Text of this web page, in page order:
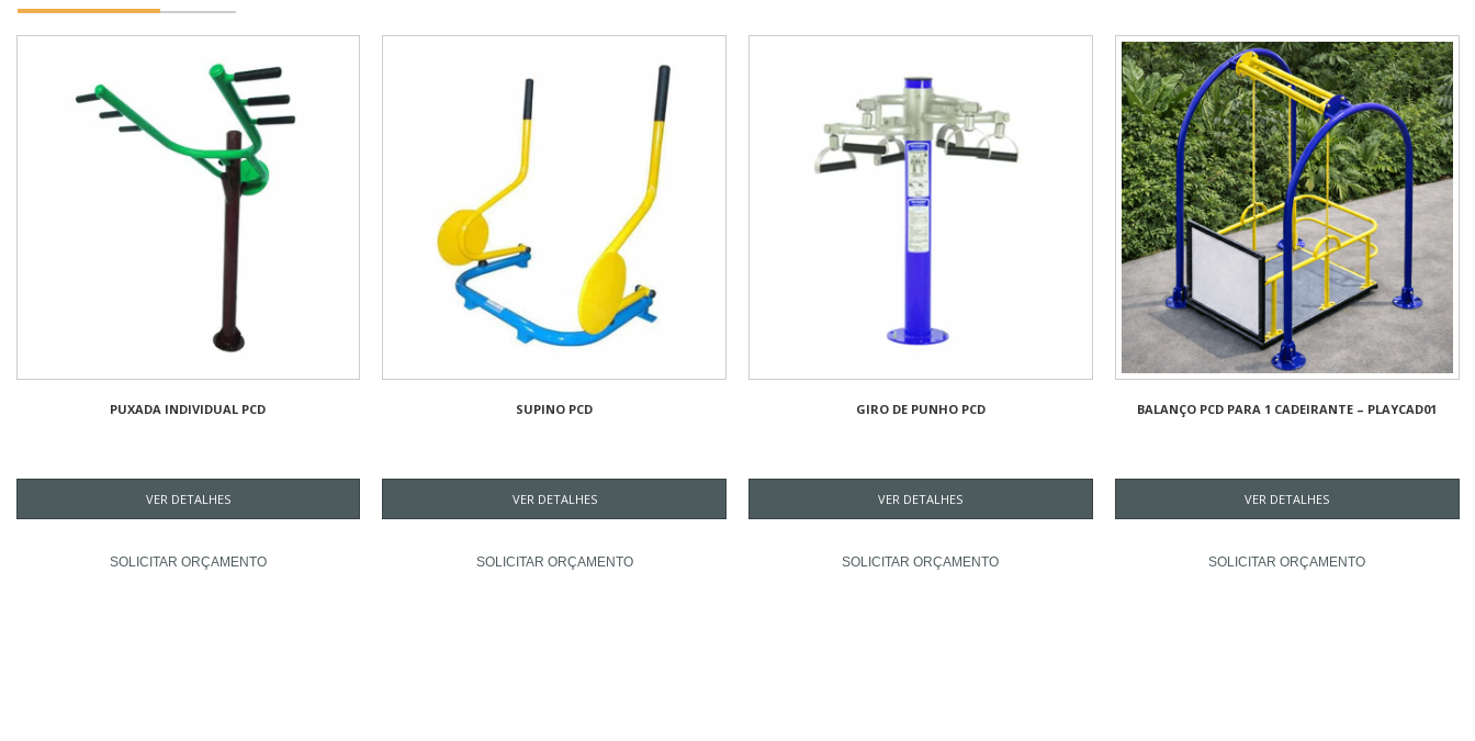
PUXADA INDIVIDUAL PCD
VER DETALHES
SOLICITAR ORÇAMENTO
SUPINO PCD
VER DETALHES
SOLICITAR ORÇAMENTO
GIRO DE PUNHO PCD
VER DETALHES
SOLICITAR ORÇAMENTO
BALANÇO PCD PARA 1 CADEIRANTE – PLAYCAD01
VER DETALHES
SOLICITAR ORÇAMENTO